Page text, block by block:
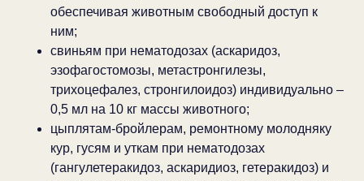
обеспечивая животным свободный доступ к
ним;
свиньям при нематодозах (аскаридоз,
эзофагостомозы, метастронгилезы,
трихоцефалез, стронгилоидоз) индивидуально –
0,5 мл на 10 кг массы животного;
цыплятам-бройлерам, ремонтному молодняку
кур, гусям и уткам при нематодозах
(гангулетеракидоз, аскаридиоз, гетеракидоз) и